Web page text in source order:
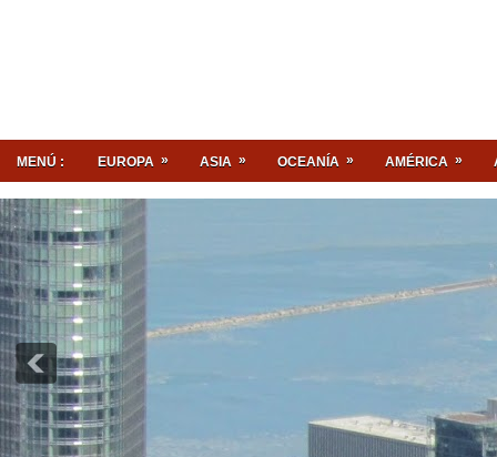
MENÚ : EUROPA » ASIA » OCEANÍA » AMÉRICA »